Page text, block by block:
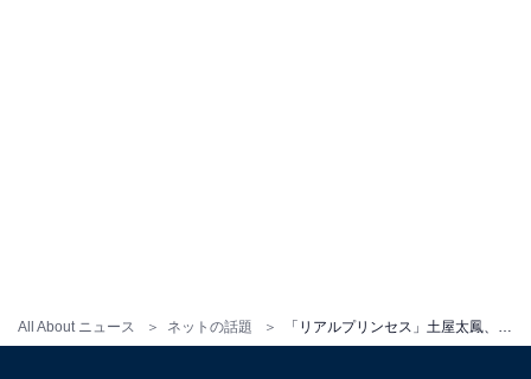
All About ニュース ネットの話題 「リアルプリンセス」土屋太鳳、美しすぎるドレス姿に“プリンセス”との声が続出